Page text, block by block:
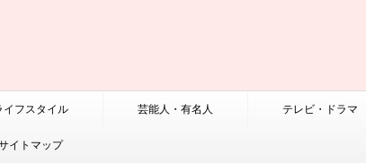
イフスタイル 芸能人・有名人 テレビ・ドラマ
イトマップ